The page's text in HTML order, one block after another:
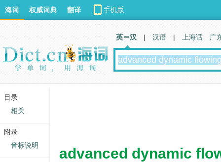
advanced dynamic
海词 权威词典 翻译
英 汉 | 汉语 | 上海话 广
目录
相关
附录
音标说明